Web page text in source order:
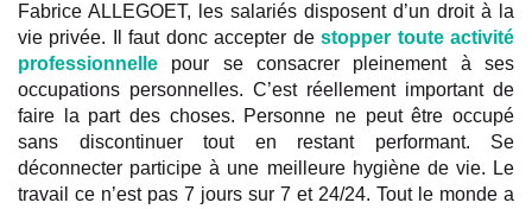
Fabrice ALLEGOET, les salariés disposent d’un droit à la
vie privée. Il faut donc accepter destopper toute activité
professionnelle pour se consacrer pleinement à ses
occupations personnelles. C’est réellement important de
faire la part des choses. Personne ne peut être occupé
sans discontinuer tout en restant performant. Se
déconnecter participe à une meilleure hygiène de vie. Le
travail ce n’est pas 7 jours sur 7 et 24/24. Tout le monde a